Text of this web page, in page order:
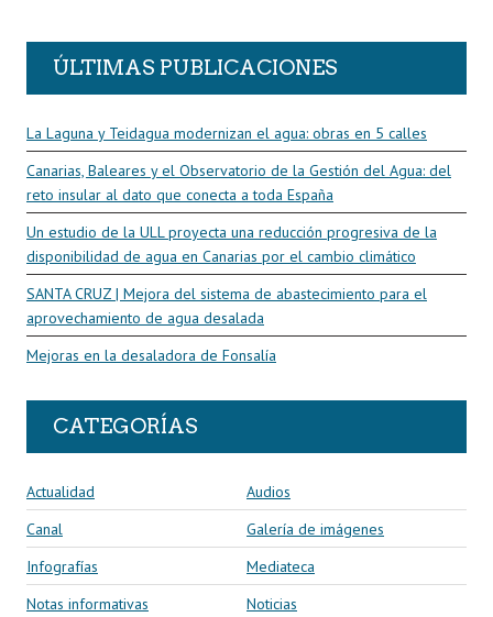
ÚLTIMAS PUBLICACIONES
La Laguna y Teidagua modernizan el agua: obras en 5 calles
Canarias, Baleares y el Observatorio de la Gestión del Agua: del
reto insular al dato que conecta a toda España
Un estudio de la ULL proyecta una reducción progresiva de la
disponibilidad de agua en Canarias por el cambio climático
SANTA CRUZ | Mejora del sistema de abastecimiento para el
aprovechamiento de agua desalada
Mejoras en la desaladora de Fonsalía
CATEGORÍAS
Actualidad
Audios
Canal
Galería de imágenes
Infografías
Mediateca
Notas informativas
Noticias